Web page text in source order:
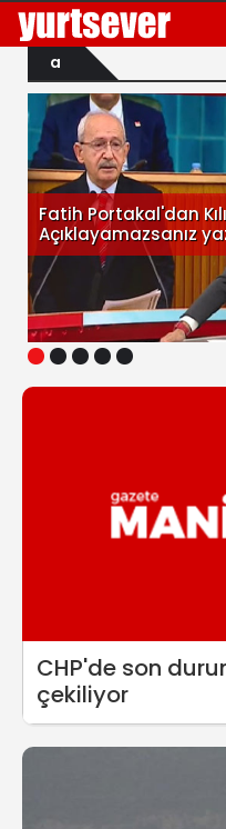
a
1 2 3 4 5
Fatih Portakal'dan
Açıklayamazsanız
CHP'de son
çekiliyor